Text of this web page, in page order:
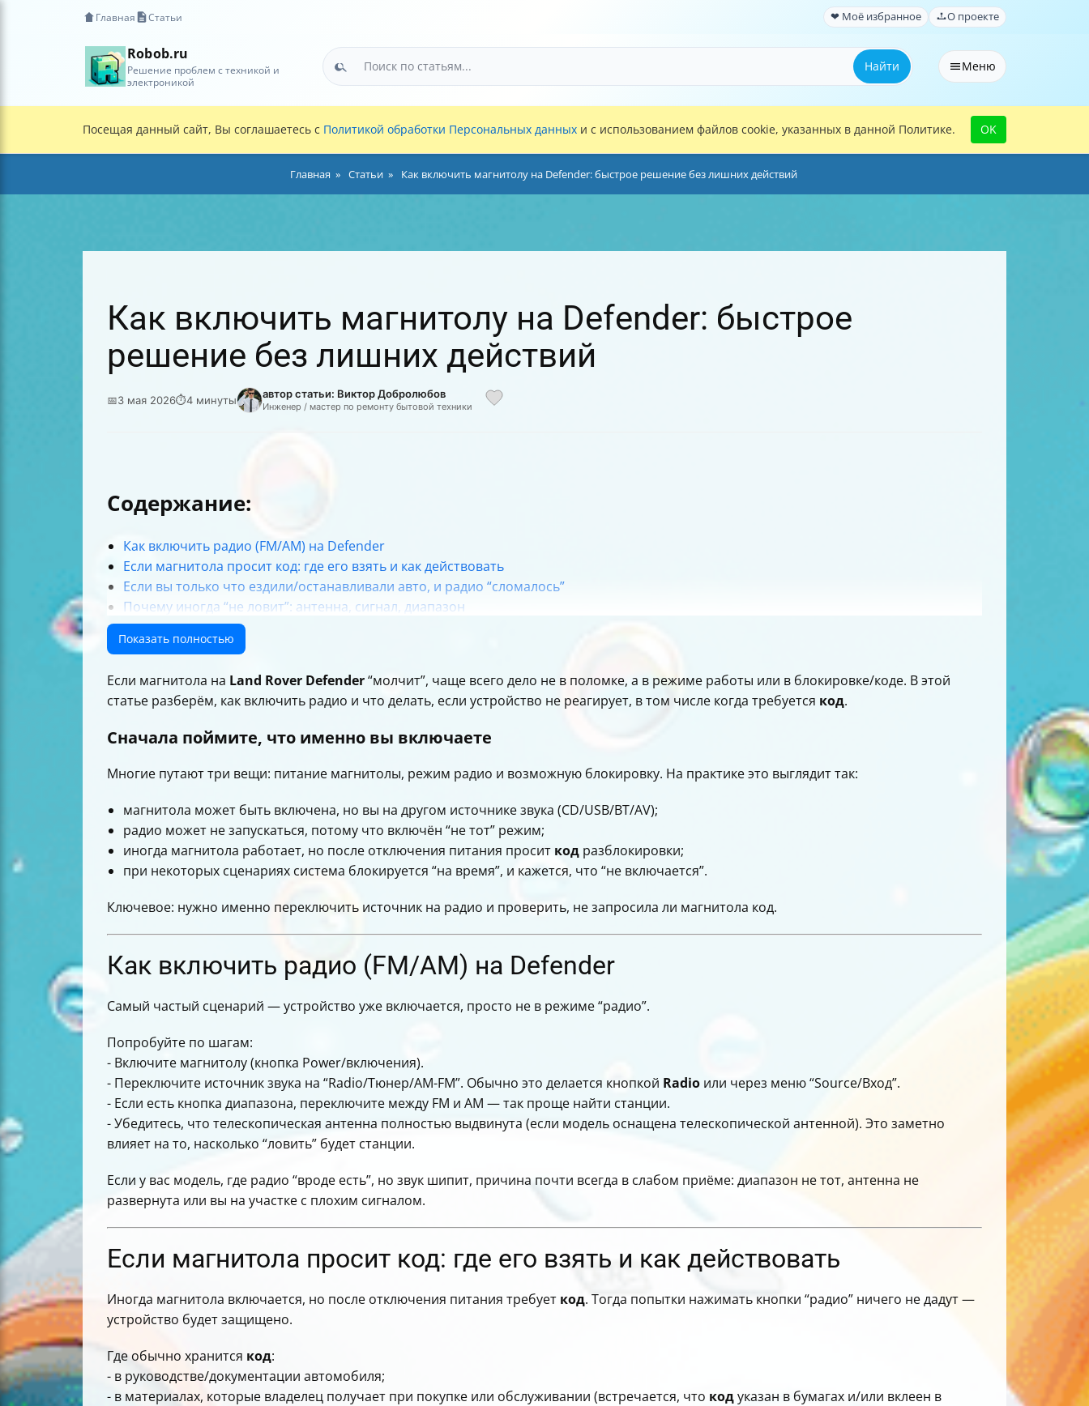
Главная Статьи ❤ Моё избранное О проекте
Robob.ru
Решение проблем с техникой и
электроникой
Найти Меню
Посещая данный сайт, Вы соглашаетесь с Политикой обработки Персональных данных и с использованием файлов cookie, указанных в данной Политике. OK
Главная Статьи Как включить магнитолу на Defender: быстрое решение без лишних действий
Как включить магнитолу на Defender: быстрое
решение без лишних действий
📅3 мая 2026⏱4 минуты автор статьи: Виктор Добролюбов
Инженер / мастер по ремонту бытовой техники
Содержание:
Как включить радио (FM/AM) на Defender
Если магнитола просит код: где его взять и как действовать
Если вы только что ездили/останавливали авто, и радио “сломалось”
Почему иногда “не ловит”: антенна, сигнал, диапазон
Про “инструкцию” и где искать точные команды
Итог: короткая схема действий
Показать полностью
Если магнитола на Land Rover Defender“молчит”, чаще всего дело не в поломке, а в режиме работы или в блокировке/коде. В этой
статье разберём, как включить радио и что делать, если устройство не реагирует, в том числе когда требуется код.
Сначала поймите, что именно вы включаете
Многие путают три вещи: питание магнитолы, режим радио и возможную блокировку. На практике это выглядит так:
магнитола может быть включена, но вы на другом источнике звука (CD/USB/BT/AV);
радио может не запускаться, потому что включён “не тот” режим;
иногда магнитола работает, но после отключения питания просит код разблокировки;
при некоторых сценариях система блокируется “на время”, и кажется, что “не включается”.
Ключевое: нужно именно переключить источник на радио и проверить, не запросила ли магнитола код.
Как включить радио (FM/AM) на Defender
Самый частый сценарий — устройство уже включается, просто не в режиме “радио”.
Попробуйте по шагам:
- Включите магнитолу (кнопка Power/включения).
- Переключите источник звука на “Radio/Тюнер/AM-FM”. Обычно это делается кнопкой Radio или через меню “Source/Вход”.
- Если есть кнопка диапазона, переключите между FM и AM — так проще найти станции.
- Убедитесь, что телескопическая антенна полностью выдвинута (если модель оснащена телескопической антенной). Это заметно
влияет на то, насколько “ловить” будет станции.
Если у вас модель, где радио “вроде есть”, но звук шипит, причина почти всегда в слабом приёме: диапазон не тот, антенна не
развернута или вы на участке с плохим сигналом.
Если магнитола просит код: где его взять и как действовать
Иногда магнитола включается, но после отключения питания требует код. Тогда попытки нажимать кнопки “радио” ничего не дадут —
устройство будет защищено.
Где обычно хранится код:
- в руководстве/документации автомобиля;
- в материалах, которые владелец получает при покупке или обслуживании (встречается, что кодуказан в бумагах и/или вклеен в